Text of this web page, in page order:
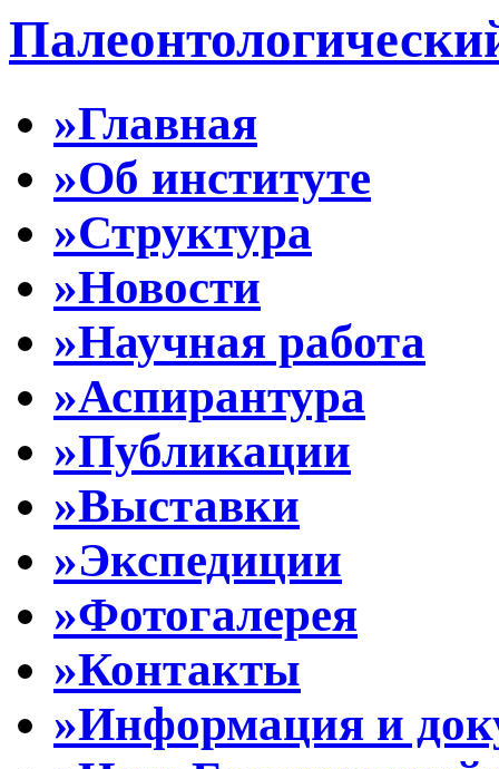
»Главная
»Об институте
»Структура
»Новости
»Научная работа
»Аспирантура
»Публикации
»Выставки
»Экспедиции
»Фотогалерея
»Контакты
»Информация и